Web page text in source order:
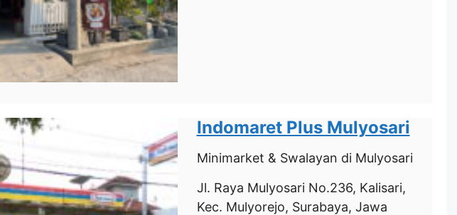
Indomaret Plus Mulyosari
Minimarket & Swalayan di Mulyosari
Jl. Raya Mulyosari No.236, Kalisari,
Kec. Mulyorejo, Surabaya, Jawa